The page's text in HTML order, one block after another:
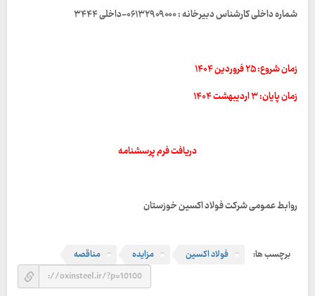
شماره داخلی کارشناس دبیرخانه : ۰۶۱۳۲۹۰۹۰۰۰-داخلی ۳۴۴۴
زمان شروع: ۲۵ فروردین ۱۴۰۴
زمان پایان: ۳ اردیبهشت ۱۴۰۴
دریافت فرم پرسشنامه
روابط عمومی شرکت فولاد اکسین خوزستان
برچسب ها: فولاد اکسین مزایده مناقصه